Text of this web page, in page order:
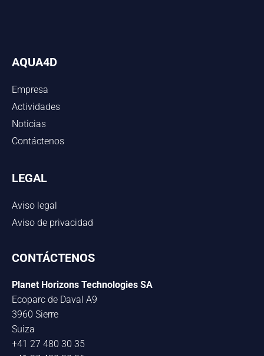
AQUA4D
Empresa
Actividades
Noticias
Contáctenos
LEGAL
Aviso legal
Aviso de privacidad
CONTÁCTENOS
Planet Horizons Technologies SA
Ecoparc de Daval A9
3960 Sierre
Suiza
+41 27 480 30 35